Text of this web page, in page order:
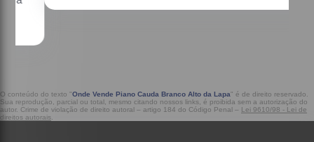
O conteúdo do texto "Onde Vende Piano Cauda Branco Alto da Lapa" é de direito reservado.
Sua reprodução, parcial ou total, mesmo citando nossos links, é proibida sem a autorização do
autor. Crime de violação de direito autoral – artigo 184 do Código Penal – Lei 9610/98 - Lei de
direitos autorais